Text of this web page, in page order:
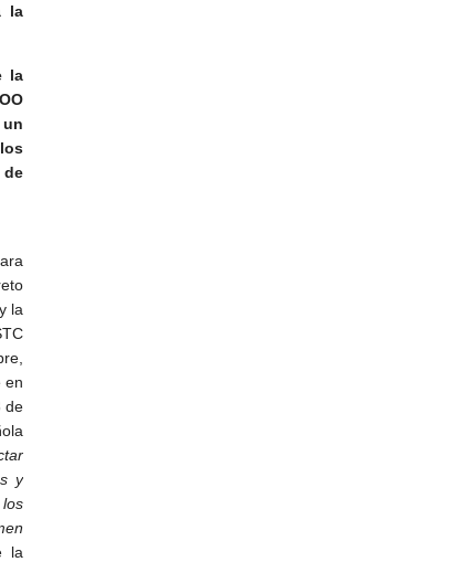
la
la
de
la
en
de
y
la